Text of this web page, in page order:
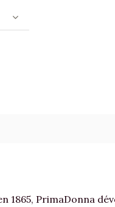
1865, PrimaDonna